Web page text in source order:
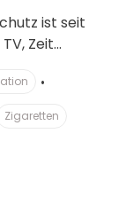
ist seit
Zeit...
Zigaretten